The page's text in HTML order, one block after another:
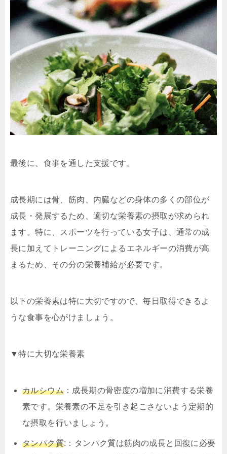
最後に、食事を通した支援です。
成長期には骨、筋肉、内臓などの身体の多くの部位が
成長・発展するため、適切な栄養素の摂取が求められ
ます。特に、スポーツを行っている女子は、通常の成
長に加えてトレーニングによるエネルギーの消費が高
まるため、その分の栄養補給が必要です。
以下の栄養素は特に大切ですので、毎日取得できるよ
うな食事を心がけましょう。
▼特に大切な栄養素
カルシウム ：成長期の骨密度の増加に消費する栄養
素です。栄養素の不足を引き起こさないよう定期的
な摂取を行いましょう。
タンパク質:：タンパク質は筋肉の成長と回復に必要